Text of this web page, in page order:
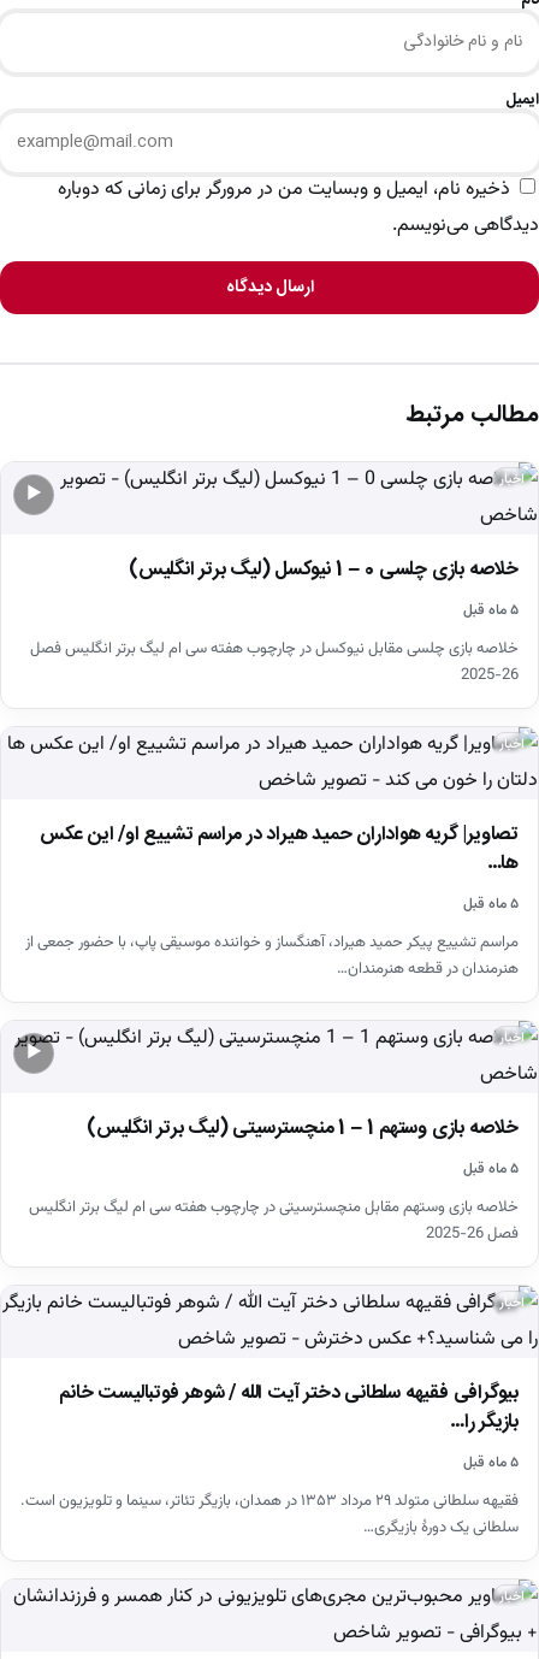
ایمیل
ذخیره نام، ایمیل و وبسایت من در مرورگر برای زمانی که دوباره
دیدگاهی می‌نویسم.
ارسال دیدگاه
مطالب مرتبط
▶
اخبار
خلاصه بازی چلسی 0 – 1 نیوکسل (لیگ برتر انگلیس)
۵ ماه قبل
خلاصه بازی چلسی مقابل نیوکسل در چارچوب هفته سی ام لیگ برتر انگلیس فصل
26-2025
اخبار
تصاویر| گریه هواداران حمید هیراد در مراسم تشییع او/ این عکس
ها…
۵ ماه قبل
مراسم تشییع پیکر حمید هیراد، آهنگساز و خواننده موسیقی پاپ، با حضور جمعی از
هنرمندان در قطعه هنرمندان…
▶
اخبار
خلاصه بازی وستهم 1 – 1 منچسترسیتی (لیگ برتر انگلیس)
۵ ماه قبل
خلاصه بازی وستهم مقابل منچسترسیتی در چارچوب هفته سی ام لیگ برتر انگلیس
فصل 26-2025
اخبار
بیوگرافی فقیهه سلطانی دختر آیت الله / شوهر فوتبالیست خانم
بازیگر را…
۵ ماه قبل
فقیهه سلطانی متولد ۲۹ مرداد ۱۳۵۳ در همدان، بازیگر تئاتر، سینما و تلویزیون است.
سلطانی یک دورهٔ بازیگری…
اخبار